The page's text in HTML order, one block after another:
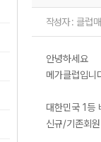
작성자 : 클럽
안녕하세요
메가클럽입니
대한민국 1등
신규/기존회